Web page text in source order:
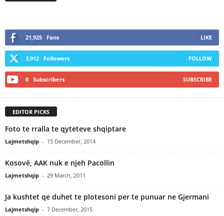
21,925 Fans LIKE
3,912 Followers FOLLOW
0 Subscribers SUBSCRIBE
EDITOR PICKS
Foto te rralla te qyteteve shqiptare
Lajmetshqip - 15 December, 2014
Kosovë, AAK nuk e njeh Pacollin
Lajmetshqip - 29 March, 2011
Ja kushtet qe duhet te plotesoni per te punuar ne Gjermani
Lajmetshqip - 7 December, 2015